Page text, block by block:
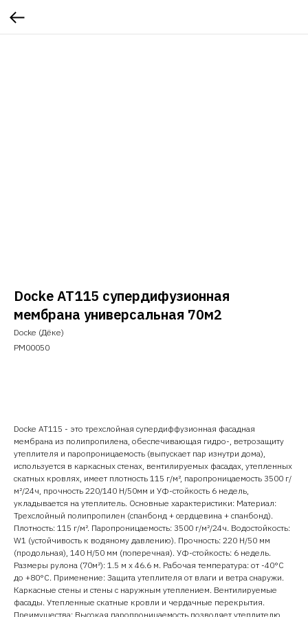
Docke AT115 супердифузионная
мембрана универсальная 70м2
Docke (Дёке)
PM00050
Docke AT115 - это трехслойная супердиффузионная фасадная
мембрана из полипропилена, обеспечивающая гидро-, ветрозащиту
утеплителя и паропроницаемость (выпускает пар изнутри дома),
используется в каркасных стенах, вентилируемых фасадах, утепленных
скатных кровлях, имеет плотность 115 г/м², паропроницаемость 3500 г/
м²/24ч, прочность 220/140 Н/50мм и УФ-стойкость 6 недель,
укладывается на утеплитель. Основные характеристики: Материал:
Трехслойный полипропилен (спанбонд + сердцевина + спанбонд).
Плотность: 115 г/м². Паропроницаемость: 3500 г/м²/24ч. Водостойкость:
W1 (устойчивость к водяному давлению). Прочность: 220 Н/50 мм
(продольная), 140 Н/50 мм (поперечная). УФ-стойкость: 6 недель.
Размеры рулона (70м²): 1.5 м x 46.6 м. Рабочая температура: от -40°C
до +80°C. Применение: Защита утеплителя от влаги и ветра снаружи.
Каркасные стены и стены с наружным утеплением. Вентилируемые
фасады. Утепленные скатные кровли и чердачные перекрытия.
Преимущества: Высокая паропроницаемость позволяет утеплителю